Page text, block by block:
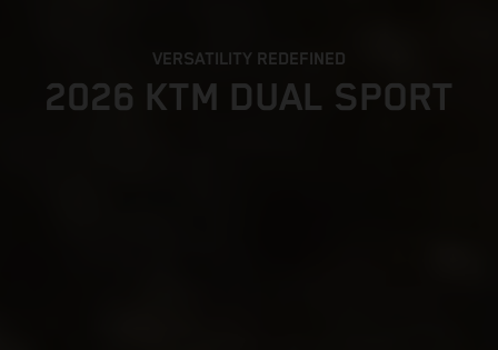
VERSATILITY REDEFINED
2026 KTM DUAL SPORT